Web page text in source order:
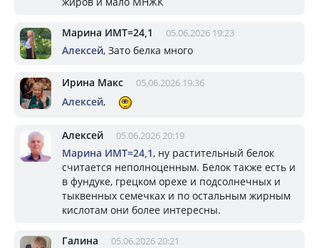
Марина ИМТ=24,1 05.06.2026 19:23
Алексей, Зато белка много
Ирина Макс 05.06.2026 19:36
Алексей,
Алексей 05.06.2026 20:19
Марина ИМТ=24,1, ну растительный белок
считается неполноценным. Белок также есть и
в фундуке, грецком орехе и подсолнечных и
тыквенных семечках и по остальным жирным
кислотам они более интересны.
Галина 05.06.2026 20:21